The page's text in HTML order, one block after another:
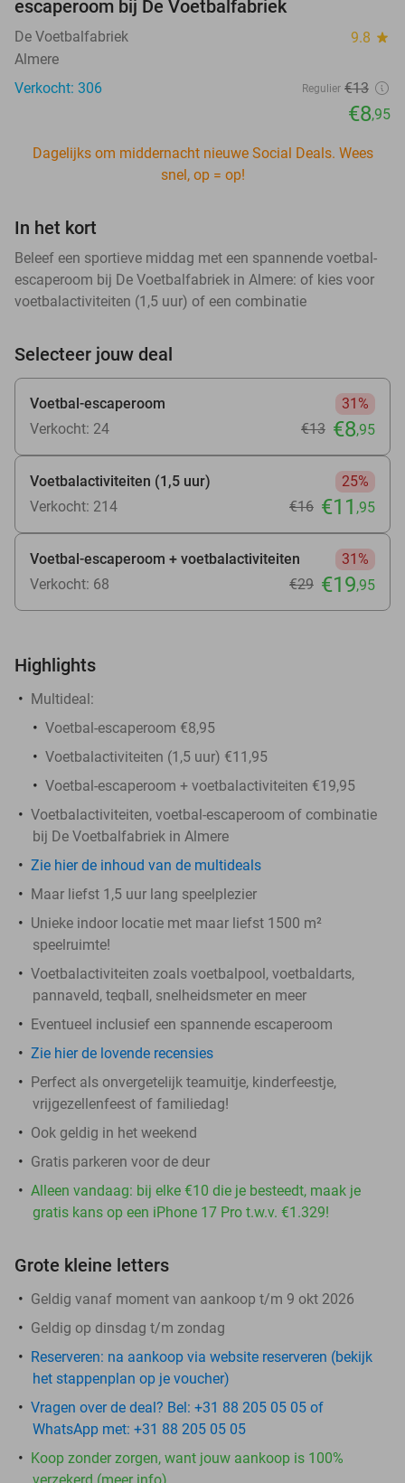
escaperoom bij De Voetbalfabriek
De Voetbalfabriek 9.8 star
Almere
Verkocht: 306
Regulier €13
€8,95
Dagelijks om middernacht nieuwe Social Deals. Wees
snel, op = op!
In het kort
Beleef een sportieve middag met een spannende voetbal-
escaperoom bij De Voetbalfabriek in Almere: of kies voor
voetbalactiviteiten (1,5 uur) of een combinatie
Selecteer jouw deal
Voetbal-escaperoom
31%
Verkocht: 24
€13 €8,95
Voetbalactiviteiten (1,5 uur)
25%
Verkocht: 214
€16 €11 ,95
Voetbal-escaperoom + voetbalactiviteiten
31%
Verkocht: 68
€29 €19,95
Highlights
Multideal:
Voetbal-escaperoom €8,95
Voetbalactiviteiten (1,5 uur) €11,95
Voetbal-escaperoom + voetbalactiviteiten €19,95
Voetbalactiviteiten, voetbal-escaperoom of combinatie
bij De Voetbalfabriek in Almere
Zie hier de inhoud van de multideals
Maar liefst 1,5 uur lang speelplezier
Unieke indoor locatie met maar liefst 1500 m²
speelruimte!
Voetbalactiviteiten zoals voetbalpool, voetbaldarts,
pannaveld, teqball, snelheidsmeter en meer
Eventueel inclusief een spannende escaperoom
Zie hier de lovende recensies
Perfect als onvergetelijk teamuitje, kinderfeestje,
vrijgezellenfeest of familiedag!
Ook geldig in het weekend
Gratis parkeren voor de deur
Alleen vandaag: bij elke €10 die je besteedt, maak je
gratis kans op een iPhone 17 Pro t.w.v. €1.329!
Grote kleine letters
Geldig vanaf moment van aankoop t/m 9 okt 2026
Geldig op dinsdag t/m zondag
Reserveren: na aankoop via website reserveren (bekijk
het stappenplan op je voucher)
Vragen over de deal? Bel: +31 88 205 05 05 of
WhatsApp met: +31 88 205 05 05
Koop zonder zorgen, want jouw aankoop is 100%